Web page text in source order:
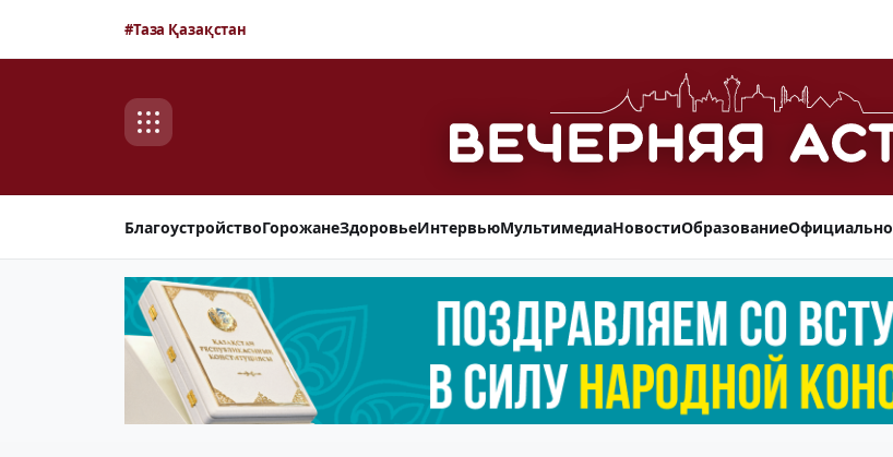
#Таза Қазақстан
БлагоустройствоГорожанеЗдоровьеИнтервьюМультимедиаНовостиОбразованиеОфициально